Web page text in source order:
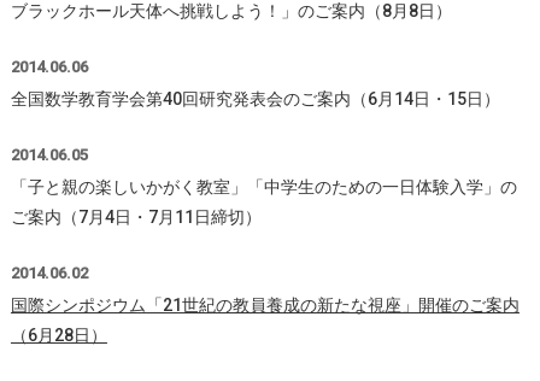
ブラックホール天体へ挑戦しよう！」のご案内（8月8日）
2014.06.06
全国数学教育学会第40回研究発表会のご案内（6月14日・15日）
2014.06.05
「子と親の楽しいかがく教室」「中学生のための一日体験入学」の
ご案内（7月4日・7月11日締切）
2014.06.02
国際シンポジウム「21世紀の教員養成の新たな視座」開催のご案内
（6月28日）